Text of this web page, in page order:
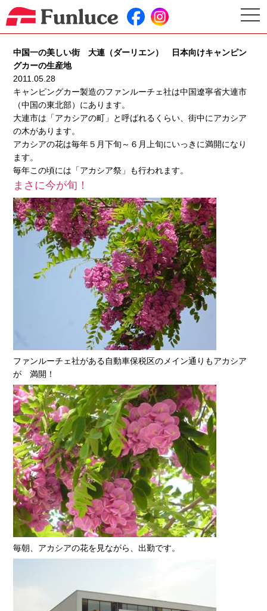
中国一の美しい街 大連（ダーリエン） 日本向けキャンピン
グカーの生産地
2011.05.28
キャンピングカー製造のファンルーチェ社は中国遼寧省大連市
（中国の東北部）にあります。
大連市は「アカシアの町」と呼ばれるくらい、街中にアカシア
の木があります。
アカシアの花は毎年５月下旬～６月上旬にいっきに満開になり
ます。
毎年この頃には「アカシア祭」も行われます。
まさに今が旬！
ファンルーチェ社がある自動車保税区のメイン通りもアカシア
が 満開！
毎朝、アカシアの花を見ながら、出勤です。